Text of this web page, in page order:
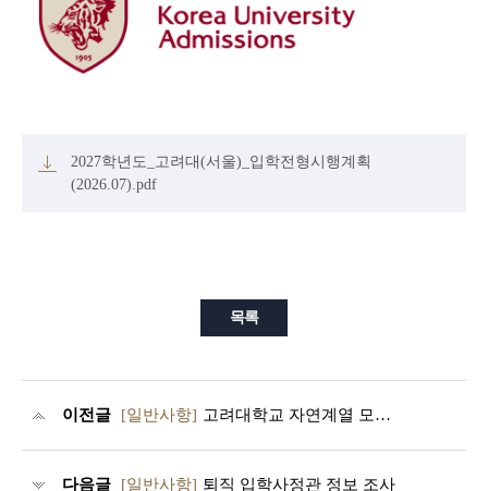
2027학년도_고려대(서울)_입학전형시행계획
(2026.07).pdf
목록
이전글 [일반사항] 고려대학교 자연계열 모집단위별 권장이수과목 안내(2025.09.수정)
다음글 [일반사항] 퇴직 입학사정관 정보 조사